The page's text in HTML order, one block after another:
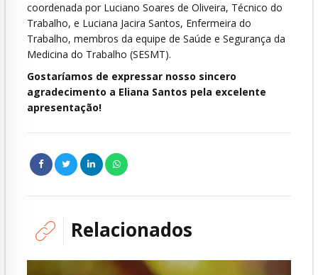
coordenada por Luciano Soares de Oliveira, Técnico do
Trabalho, e Luciana Jacira Santos, Enfermeira do
Trabalho, membros da equipe de Saúde e Segurança da
Medicina do Trabalho (SESMT).
Gostaríamos de expressar nosso sincero
agradecimento a Eliana Santos pela excelente
apresentação!
Relacionados